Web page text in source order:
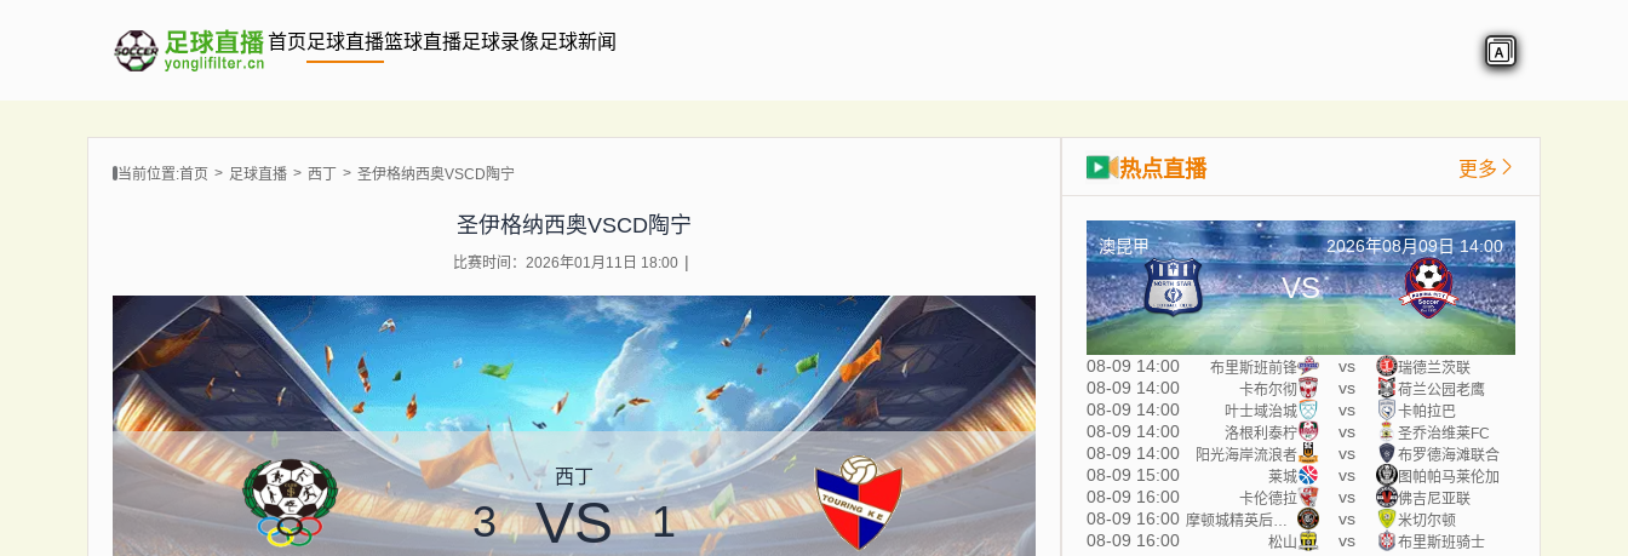
首页足球直播篮球直播足球录像足球新闻
当前位置:首页 足球直播 西丁 圣伊格纳西奥VSCD陶宁
圣伊格纳西奥VSCD陶宁
比赛时间：2026年01月11日 18:00
西丁
3 VS 1
热点直播 更多
澳昆甲 2026年08月09日 14:00
VS
08-09 14:00 布里斯班前锋 vs 瑞德兰茨联
08-09 14:00 卡布尔彻 vs 荷兰公园老鹰
08-09 14:00 叶士域治城 vs 卡帕拉巴
08-09 14:00 洛根利泰柠 vs 圣乔治维莱FC
08-09 14:00 阳光海岸流浪者 vs 布罗德海滩联合
08-09 15:00 莱城 vs 图帕帕马莱伦加
08-09 16:00 卡伦德拉 vs 佛吉尼亚联
08-09 16:00 vs 米切尔顿
08-09 16:00 松山 vs 布里斯班骑士